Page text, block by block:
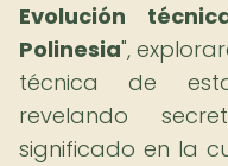
Evolución
Polinesia",
técnica de
revelando
significado en la